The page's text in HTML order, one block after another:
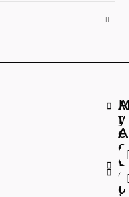
A
r
e
a
L
e
g
y
A
c
c
o
u